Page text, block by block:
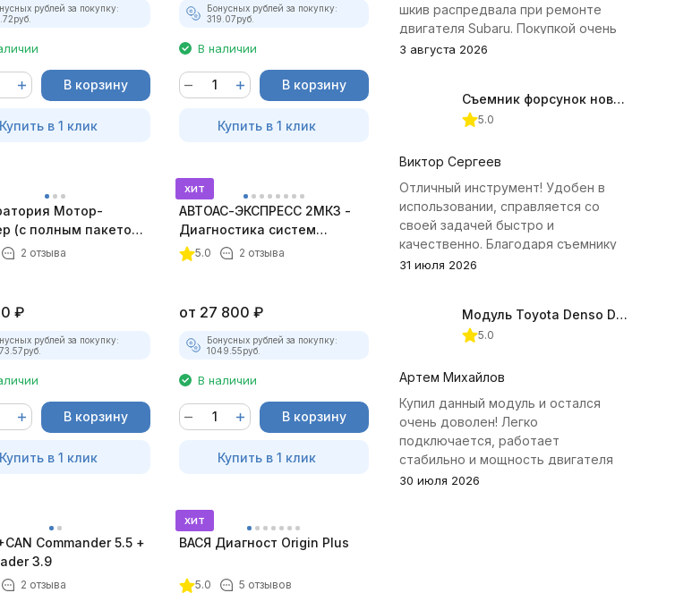
рублей за покупку:
руб.
В корзину
Купить в 1 клик
Бонусных рублей за покупку:
319.07руб.
В наличии
В корзину
Купить в 1 клик
Мотор-
(с полным пакетом
2 отзыва
₽
рублей за покупку:
руб.
В корзину
Купить в 1 клик
хит
АВТОАС-ЭКСПРЕСС 2МК3 -
Диагностика систем
зажигания
5.0 2 отзыва
от 27 800 ₽
Бонусных рублей за покупку:
1049.55руб.
В наличии
В корзину
Купить в 1 клик
Commander 5.5 +
3.9
2 отзыва
хит
ВАСЯ Диагност Origin Plus
5.0 5 отзывов
шкив распредвала при ремонте
двигателя Subaru. Покупкой очень
доволен.
3 августа 2026
Съемник форсунок новых дизельных двигателей Jonnesway
5.0
Виктор Сергеев
Отличный инструмент! Удобен в
использовании, справляется со
своей задачей быстро и
качественно. Благодаря съемнику
удалось избежать лишних хлопот с
31 июля 2026
Модуль Toyota Denso Diesel 2.8D для ChipTuningPRO
5.0
Артем Михайлов
Купил данный модуль и остался
очень доволен! Легко
подключается, работает
стабильно и мощность двигателя
заметно увеличилась. Рекомендую
30 июля 2026